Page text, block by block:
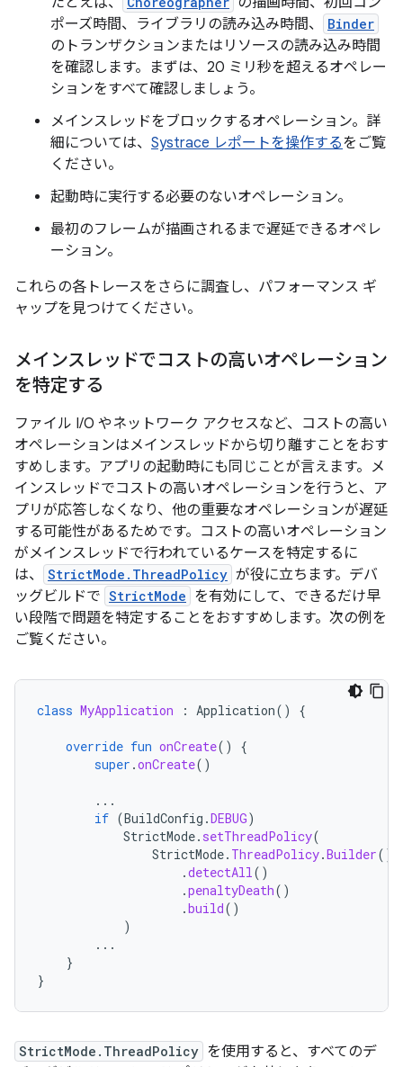
ポーズ時間、ライブラリの読み込み時間、
Binder
のトランザクションまたはリソースの読み込み時間
を確認します。まずは、20 ミリ秒を超えるオペレー
ションをすべて確認しましょう。
メインスレッドをブロックするオペレーション。詳
細については、 Systrace レポートを操作するをご覧
ください。
起動時に実行する必要のないオペレーション。
最初のフレームが描画されるまで遅延できるオペレ
ーション。
これらの各トレースをさらに調査し、パフォーマンス ギ
ャップを見つけてください。
メインスレッドでコストの高いオペレーション
を特定する
ファイル I/O やネットワーク アクセスなど、コストの高い
オペレーションはメインスレッドから切り離すことをおす
すめします。アプリの起動時にも同じことが言えます。メ
インスレッドでコストの高いオペレーションを行うと、ア
プリが応答しなくなり、他の重要なオペレーションが遅延
する可能性があるためです。コストの高いオペレーション
がメインスレッドで行われているケースを特定するに
は、
StrictMode.ThreadPolicy が役に立ちます。デバ
ッグビルドで StrictMode を有効にして、できるだけ早
い段階で問題を特定することをおすすめします。次の例を
ご覧ください。
class MyApplication : Application() {
override fun onCreate()
{
super .onCreate()
...
if (BuildConfig .DEBUG)
StrictMode. setThreadPolicy(
StrictMode. ThreadPolicy.Builder()
.detectAll()
.penaltyDeath()
.build()
)
...
}
}
StrictMode.ThreadPolicy を使用すると、すべてのデ